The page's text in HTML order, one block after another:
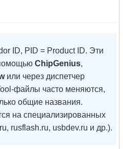
ID, PID = Product ID. Эти
ChipGenius,
или через диспетчер
файлы часто меняются,
общие названия.
на специализированных
rusflash.ru, usbdev.ru и др.).